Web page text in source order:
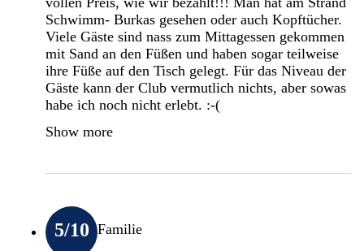
Schwimm- Burkas gesehen oder auch Kopftücher.
Viele Gäste sind nass zum Mittagessen gekommen
mit Sand an den Füßen und haben sogar teilweise
ihre Füße auf den Tisch gelegt. Für das Niveau der
Gäste kann der Club vermutlich nichts, aber sowas
habe ich noch nicht erlebt. :-(
Show more
5/10 Familie